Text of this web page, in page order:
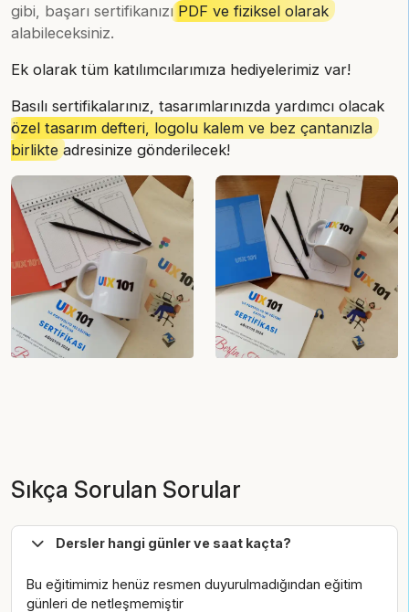
gibi, başarı sertifikanızı PDF ve fiziksel olarak
alabileceksiniz.
Ek olarak tüm katılımcılarımıza hediyelerimiz var!
Basılı sertifikalarınız, tasarımlarınızda yardımcı olacak
özel tasarım defteri, logolu kalem ve bez çantanızla
birlikte adresinize gönderilecek!
Sıkça Sorulan Sorular
Dersler hangi günler ve saat kaçta?
Bu eğitimimiz henüz resmen duyurulmadığından eğitim
günleri de netleşmemiştir